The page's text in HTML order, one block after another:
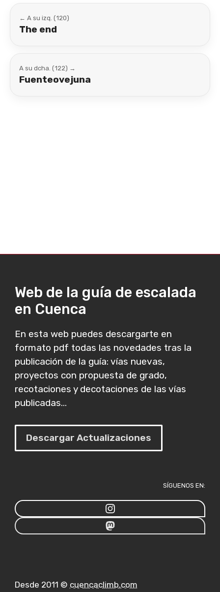
← A su izq. (120)
The end
A su dcha. (122) →
Fuenteovejuna
Web de la guía de escalada
en Cuenca
En esta web puedes descargarte en
formato pdf todas las novedades tras la
publicación de la guía: vías nuevas,
proyectos con propuesta de grado,
recotaciones y decotaciones de las vías
publicadas...
Descargar Actualizaciones
SÍGUENOS EN:
Desde 2011 © cuencaclimb.com